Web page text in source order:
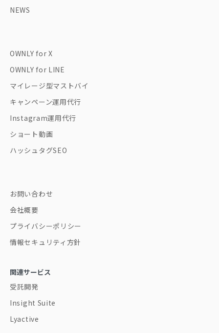
NEWS
OWNLY for X
OWNLY for LINE
マイレージ型マストバイ
キャンペーン運用代行
Instagram運用代行
ショート動画
ハッシュタグSEO
お問い合わせ
会社概要
プライバシーポリシー
情報セキュリティ方針
関連サービス
受託開発
Insight Suite
Lyactive